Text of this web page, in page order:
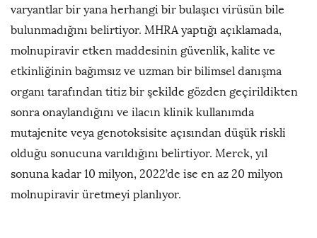
varyantlar bir yana herhangi bir bulaşıcı virüsün bile
bulunmadığını belirtiyor. MHRA yaptığı açıklamada,
molnupiravir etken maddesinin güvenlik, kalite ve
etkinliğinin bağımsız ve uzman bir bilimsel danışma
organı tarafından titiz bir şekilde gözden geçirildikten
sonra onaylandığını ve ilacın klinik kullanımda
mutajenite veya genotoksisite açısından düşük riskli
olduğu sonucuna varıldığını belirtiyor. Merck, yıl
sonuna kadar 10 milyon, 2022’de ise en az 20 milyon
molnupiravir üretmeyi planlıyor.